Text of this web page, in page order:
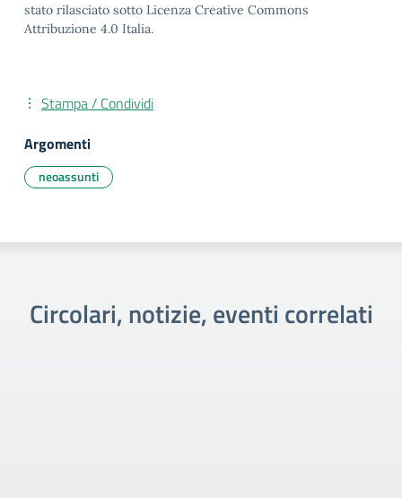
stato rilasciato sotto Licenza Creative Commons
Attribuzione 4.0 Italia.
Stampa / Condividi
Argomenti
neoassunti
Circolari, notizie, eventi correlati